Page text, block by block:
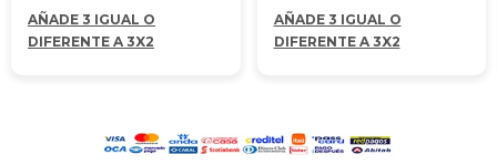
AÑADE 3 IGUAL O
DIFERENTE A 3X2
AÑADE 3 IGUAL O
DIFERENTE A 3X2